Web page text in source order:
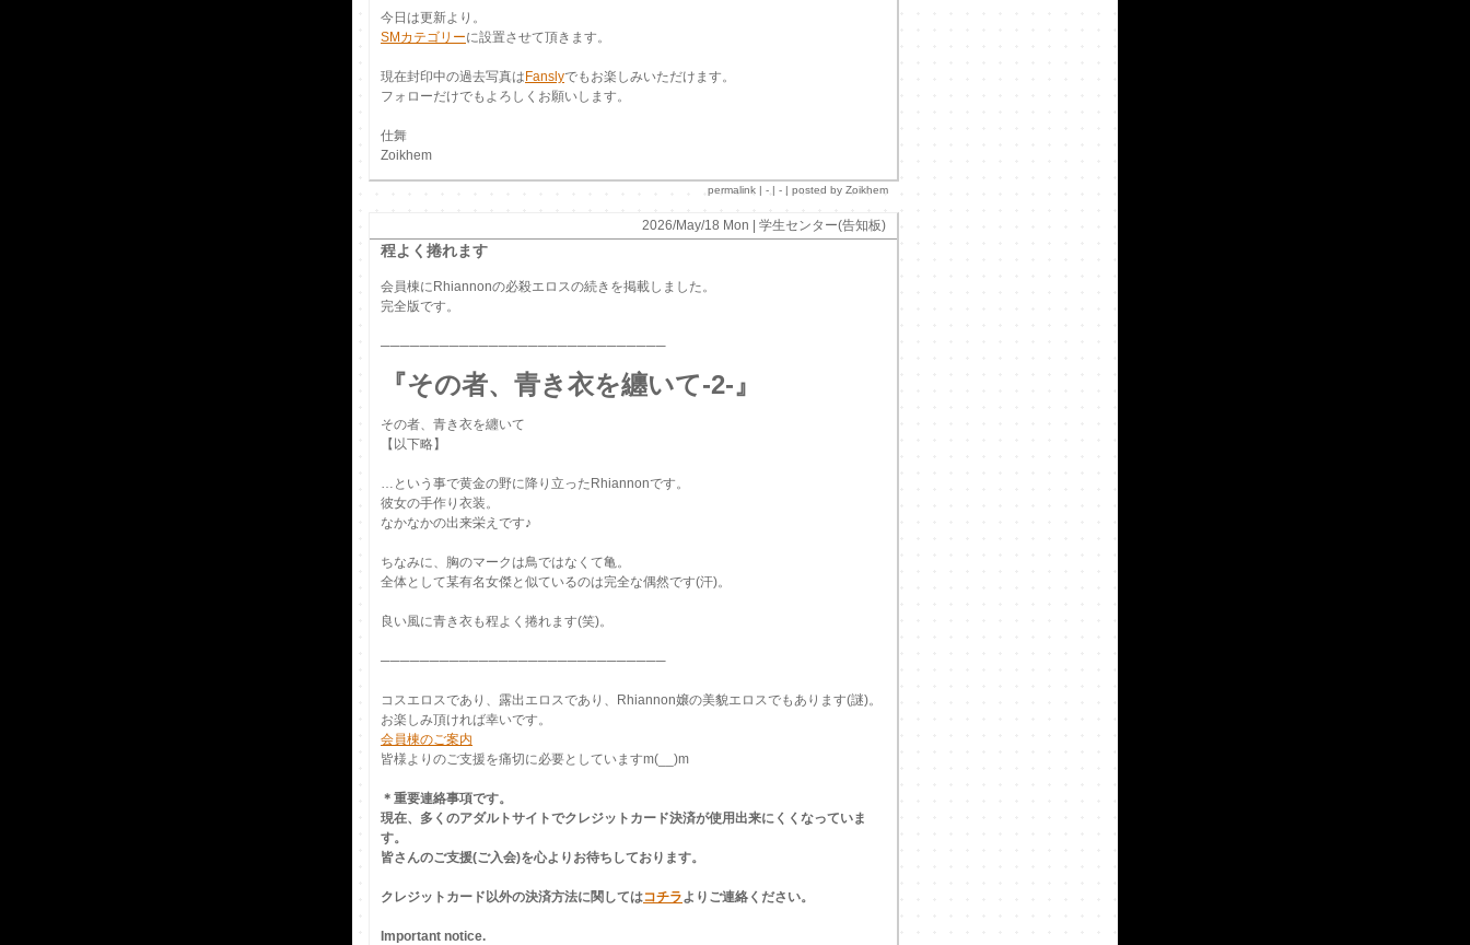
今日は更新より。
SMカテゴリーに設置させて頂きます。
現在封印中の過去写真は Fanslyでもお楽しみいただけます。
フォローだけでもよろしくお願いします。
仕舞
Zoikhem
permalink | - | - | posted by Zoikhem
2026/May/18 Mon | 学生センター(告知板)
程よく捲れます
会員棟にRhiannonの必殺エロスの続きを掲載しました。
完全版です。
─────────────────────────────
『その者、青き衣を纏いて-2-』
その者、青き衣を纏いて
【以下略】
…という事で黄金の野に降り立ったRhiannonです。
彼女の手作り衣装。
なかなかの出来栄えです♪
ちなみに、胸のマークは鳥ではなくて亀。
全体として某有名女傑と似ているのは完全な偶然です(汗)。
良い風に青き衣も程よく捲れます(笑)。
─────────────────────────────
コスエロスであり、露出エロスであり、Rhiannon嬢の美貌エロスでもあります(謎)。
お楽しみ頂ければ幸いです。
会員棟のご案内
皆様よりのご支援を痛切に必要としていますm(__)m
＊重要連絡事項です。
現在、多くのアダルトサイトでクレジットカード決済が使用出来にくくなっていま
す。
皆さんのご支援(ご入会)を心よりお待ちしております。
クレジットカード以外の決済方法に関してはコチラよりご連絡ください。
Important notice.